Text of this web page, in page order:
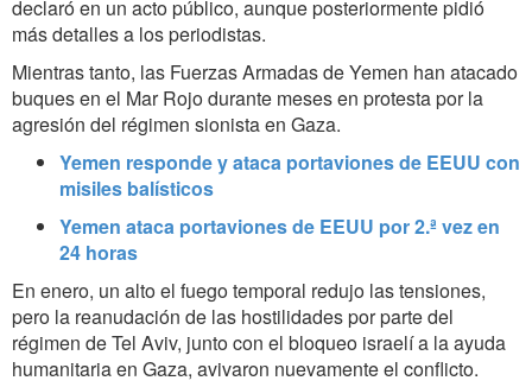
declaró en un acto público, aunque posteriormente pidió
más detalles a los periodistas.
Mientras tanto, las Fuerzas Armadas de Yemen han atacado
buques en el Mar Rojo durante meses en protesta por la
agresión del régimen sionista en Gaza.
Yemen responde y ataca portaviones de EEUU con
misiles balísticos
Yemen ataca portaviones de EEUU por 2.ª vez en
24 horas
En enero, un alto el fuego temporal redujo las tensiones,
pero la reanudación de las hostilidades por parte del
régimen de Tel Aviv, junto con el bloqueo israelí a la ayuda
humanitaria en Gaza, avivaron nuevamente el conflicto.